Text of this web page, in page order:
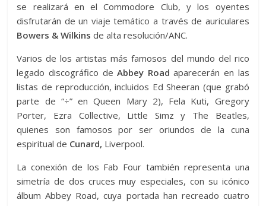
se realizará en el Commodore Club, y los oyentes
disfrutarán de un viaje temático a través de auriculares
Bowers & Wilkins de alta resolución/ANC.
Varios de los artistas más famosos del mundo del rico
legado discográfico deAbbey Road aparecerán en las
listas de reproducción, incluidos Ed Sheeran (que grabó
parte de “÷” en Queen Mary 2), Fela Kuti, Gregory
Porter, Ezra Collective, Little Simz y The Beatles,
quienes son famosos por ser oriundos de la cuna
espiritual de Cunard, Liverpool.
La conexión de los Fab Four también representa una
simetría de dos cruces muy especiales, con su icónico
álbum Abbey Road, cuya portada han recreado cuatro